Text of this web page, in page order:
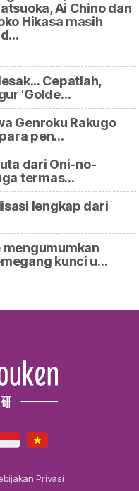
Ai Chino dan
Hikasa masih
Cepatlah,
'Golde…
Genroku Rakugo
pen…
dari Oni-no-
termas…
lengkap dari
kunci u…
Privasi